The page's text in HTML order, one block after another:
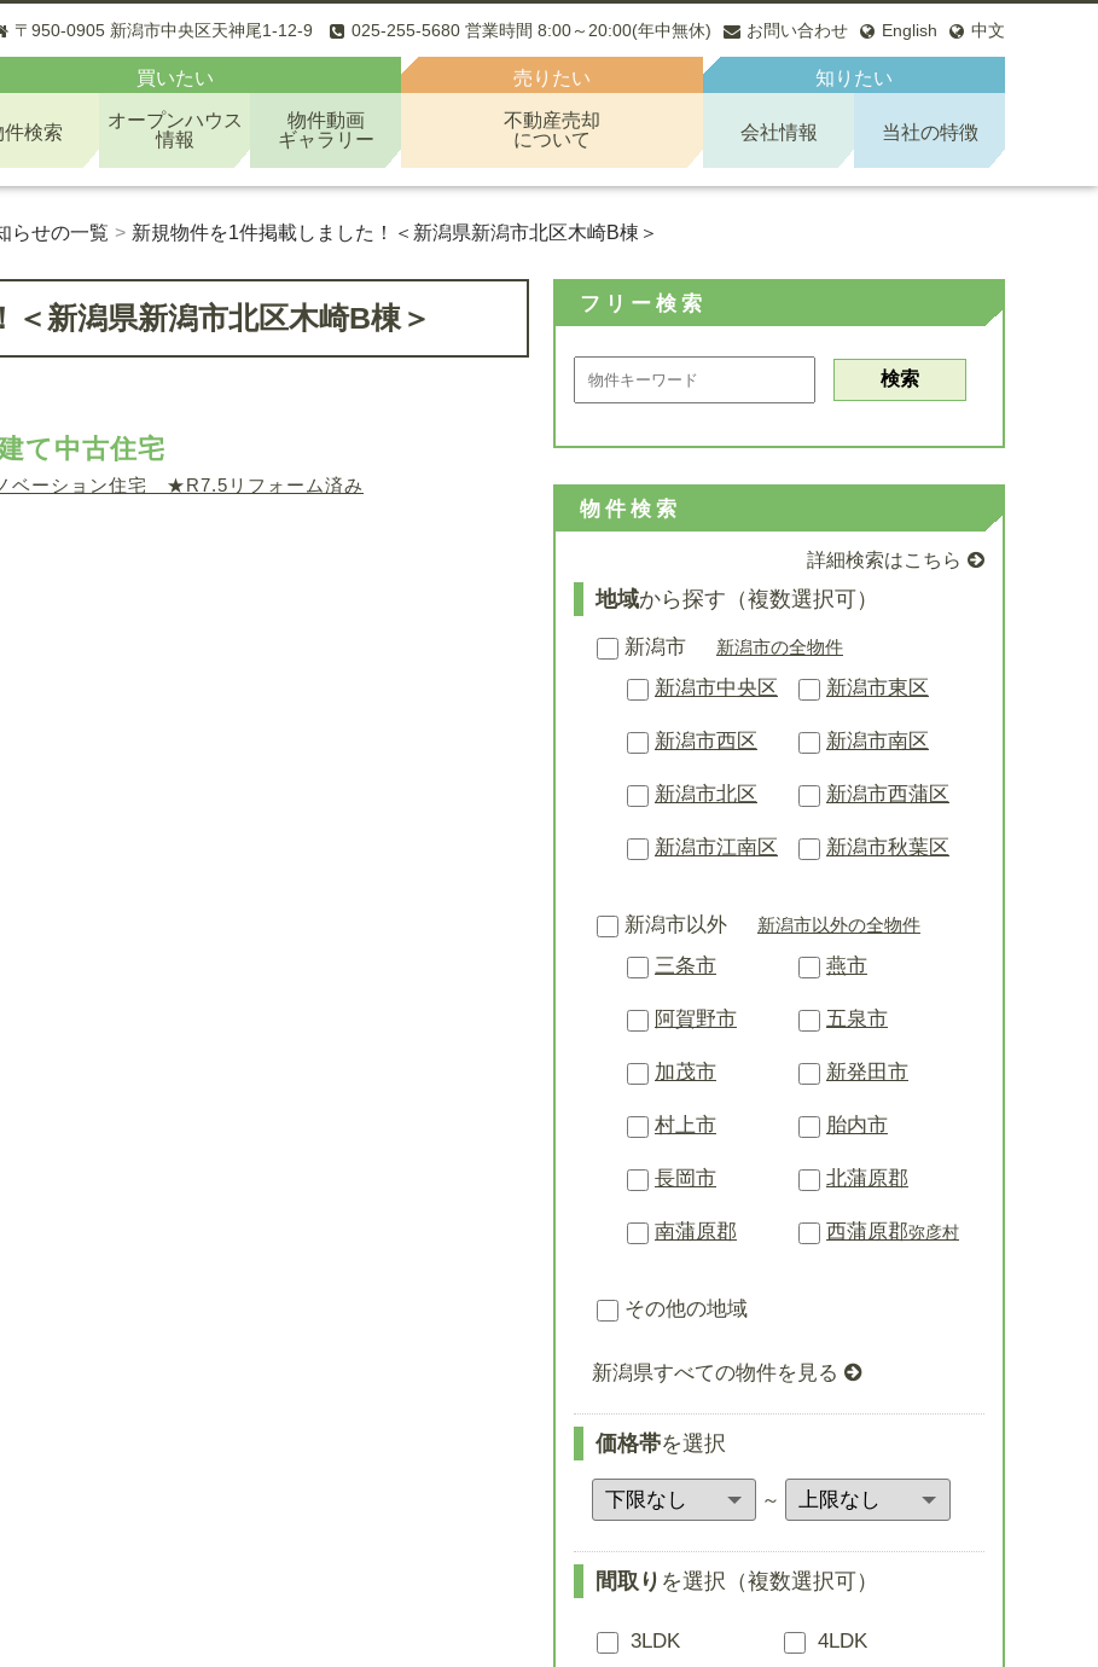
〒950-0905 新潟市中央区天神尾1-12-9 025-255-5680 営業時間 8:00～20:00(年中無休) お問い合わせ English 中文
買いたい
件検索
オープンハウス
情報
物件動画
ギャラリー
売りたい
不動産売却
について
知りたい
会社情報 当社の特徴
らせの一覧 新規物件を1件掲載しました！＜新潟県新潟市北区木崎B棟＞
新潟県新潟市北区木崎B棟＞
て中古住宅
ベーション住宅 ★R7.5リフォーム済み
フリー検索
物件検索
詳細検索はこちら
地域から探す（複数選択可）
新潟市 新潟市の全物件
新潟市中央区 新潟市東区
新潟市西区 新潟市南区
新潟市北区 新潟市西蒲区
新潟市江南区 新潟市秋葉区
新潟市以外 新潟市以外の全物件
三条市 燕市
阿賀野市 五泉市
加茂市 新発田市
村上市 胎内市
長岡市 北蒲原郡
南蒲原郡 西蒲原郡弥彦村
その他の地域
新潟県すべての物件を見る
価格帯を選択
～
間取り を選択（複数選択可）
3LDK 4LDK